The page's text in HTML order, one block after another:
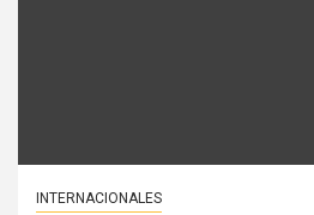
INTERNACIONALES